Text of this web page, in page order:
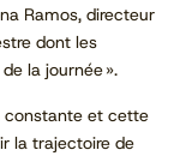
Ramos, directeur
dont les
la journée ».
constante et cette
la trajectoire de